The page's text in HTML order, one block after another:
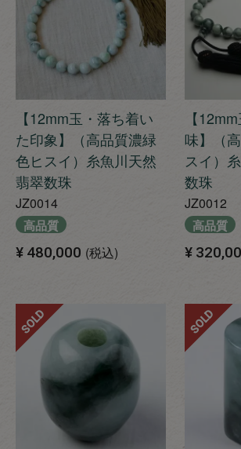
【12mm玉・落ち着い
た印象】（高品質濃緑
色ヒスイ）糸魚川天然
翡翠数珠
JZ0014
高品質
¥ 480,000 税込
【
味】（
スイ）
数珠
JZ0012
高品質
¥
SOLD SOLD